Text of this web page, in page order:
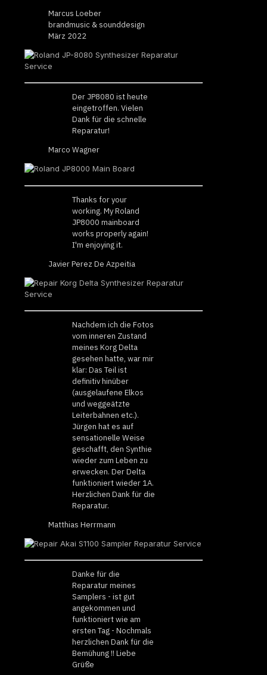
Marcus Loeber
brandmusic & sounddesign
März 2022
Der JP8080 ist heute
eingetroffen. Vielen
Dank für die schnelle
Reparatur!
Marco Wagner
Thanks for your
working. My Roland
JP8000 mainboard
works properly again!
I'm enjoying it.
Javier Perez De Azpeitia
Nachdem ich die Fotos
vom inneren Zustand
meines Korg Delta
gesehen hatte, war mir
klar: Das Teil ist
definitiv hinüber
(ausgelaufene Elkos
und weggeätzte
Leiterbahnen etc.).
Jürgen hat es auf
sensationelle Weise
geschafft, den Synthie
wieder zum Leben zu
erwecken. Der Delta
funktioniert wieder 1A.
Herzlichen Dank für die
Reparatur.
Matthias Herrmann
Danke für die
Reparatur meines
Samplers - ist gut
angekommen und
funktioniert wie am
ersten Tag - Nochmals
herzlichen Dank für die
Bemühung !! Liebe
Grüße